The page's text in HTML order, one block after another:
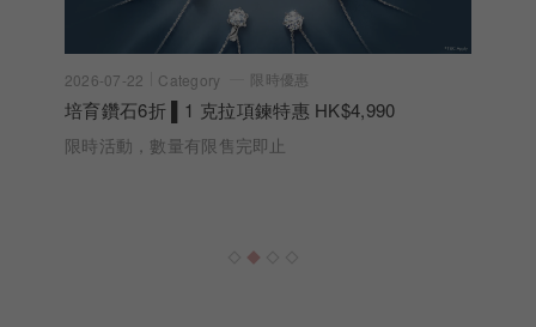
2026-07-22 Category 限時優惠
培育鑽石6折 ▌1 克拉項鍊特惠 HK$4,990
限時活動，數量有限售完即止